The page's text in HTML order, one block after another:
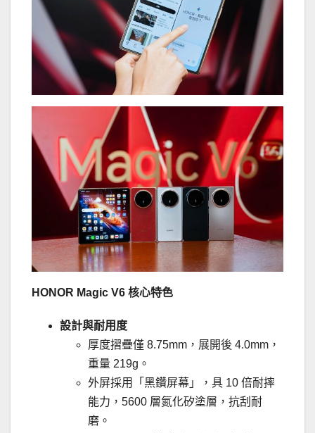
HONOR Magic V6 核心特色
設計與耐用度
厚度摺疊僅 8.75mm，展開後 4.0mm，
重量 219g。
外屏採用「黑鑽屏幕」，具 10 倍耐摔
能力，5600 層氮化矽塗層，抗刮耐
磨。